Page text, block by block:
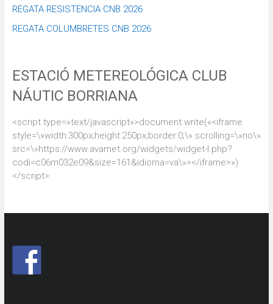
REGATA RESISTENCIA CNB 2026
REGATA COLUMBRETES CNB 2026
ESTACIÓ METEREOLÓGICA CLUB
NÁUTIC BORRIANA
<script type=»text/javascript»>document.write(«<iframe
style=\»width:300px;height:250px;border:0;\» scrolling=\»no\»
src=\»https://www.avamet.org/widgets/widget-l.php?
codi=c06m032e09&size=161&idioma=va\»></iframe>»)
</script>